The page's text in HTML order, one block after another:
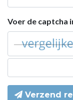
Voer de captcha
Verzend